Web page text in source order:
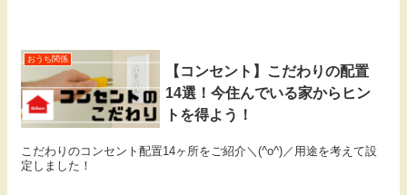
おうち関係
【コンセント】こだわりの配置
14選！今住んでいる家からヒン
トを得よう！
こだわりのコンセント配置14ヶ所をご紹介＼(^o^)／用途を考えて設
定しました！